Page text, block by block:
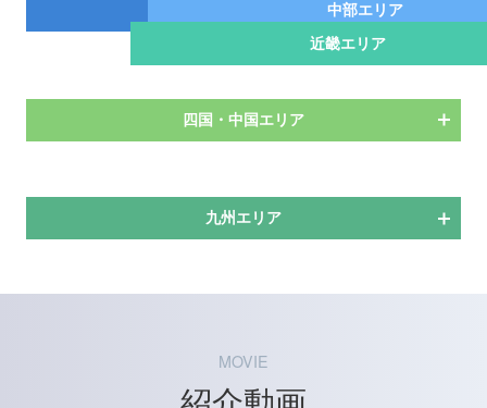
中部エリア
近畿エリア
四国・中国エリア
九州エリア
MOVIE